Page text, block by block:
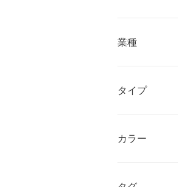
業種
タイプ
カラー